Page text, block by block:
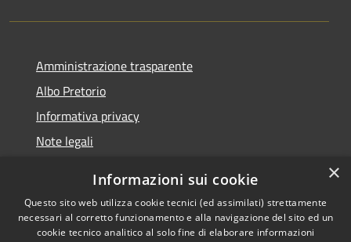
Amministrazione trasparente
Albo Pretorio
Informativa privacy
Note legali
Whisteblowing
×
Informazioni sui cookie
Questo sito web utilizza cookie tecnici (ed assimilati) strettamente
necessari al corretto funzionamento e alla navigazione del sito ed un
cookie tecnico analitico al solo fine di elaborare informazioni